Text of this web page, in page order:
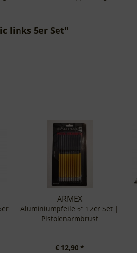
links 5er Set"
ARMEX
Aluminiumpfeile 6" 12er Set |
Pistolenarmbrust
€ 12,90 *